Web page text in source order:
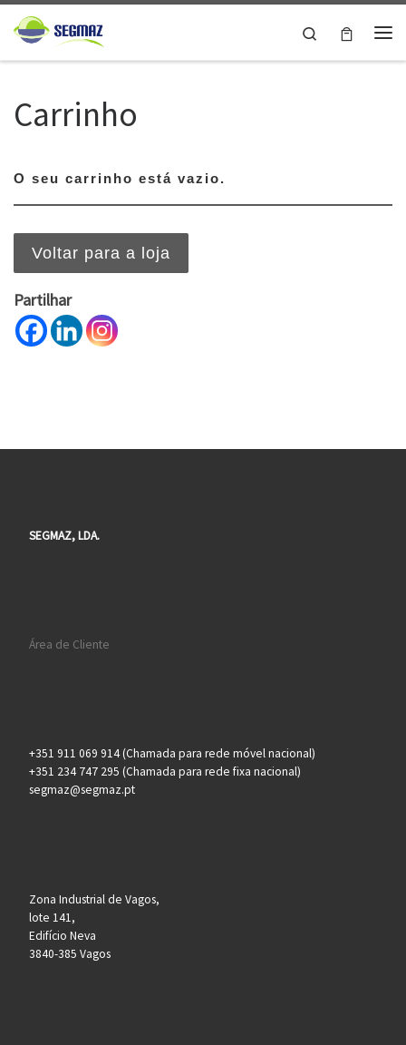
Skip to content
Search
Carrinho
O seu carrinho está vazio.
Voltar para a loja
Partilhar
SEGMAZ, LDA.
Área de Cliente
+351 911 069 914 (Chamada para rede móvel nacional)
+351 234 747 295 (Chamada para rede fixa nacional)
segmaz@segmaz.pt
Zona Industrial de Vagos,
lote 141,
Edifício Neva
3840-385 Vagos